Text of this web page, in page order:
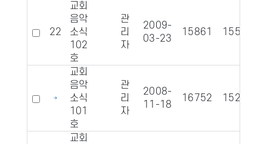
22
교회
음악
소식
102
호
관
리
자
2009-
03-23
15861 1552
교회
음악
소식
101
호
관
리
자
2008-
11-18
16752 1525
교회